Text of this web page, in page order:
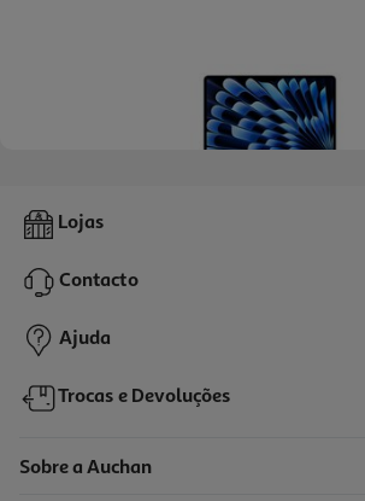
Macbook Air 13" Apple (m5/24gb/1tb Midnight)
1.999,99 €
Lojas
Contacto
Ajuda
Trocas e Devoluções
Sobre a Auchan